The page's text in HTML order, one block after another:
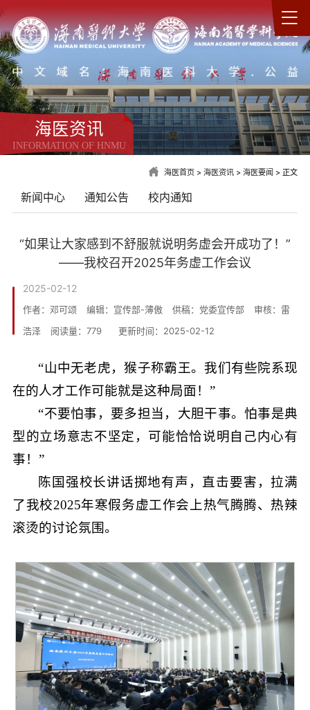
海医资讯
INFORMATION OF HNMU
海医首页 >海医资讯 >海医要闻 > 正文
新闻中心 通知公告 校内通知
“如果让大家感到不舒服就说明务虚会开成功了！”
——我校召开2025年务虚工作会议
2025-02-12
作者：邓可颂 编辑：宣传部-薄傲 供稿：党委宣传部
审核：雷
浩泽
阅读量： 779 更新时间：2025-02-12
“山中无老虎，猴子称霸王。我们有些院系现
在的人才工作可能就是这种局面！”
“不要怕事，要多担当，大胆干事。怕事是典
型的立场意志不坚定，可能恰恰说明自己内心有
事！”
陈国强校长讲话掷地有声，直击要害，拉满
了我校2025年寒假务虚工作会上热气腾腾、热辣
滚烫的讨论氛围。